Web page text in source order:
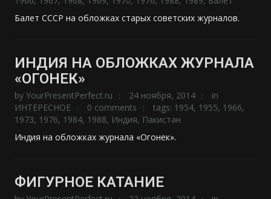
Балет СССР на обложках старых советских журналов.
ИНДИЯ НА ОБЛОЖКАХ ЖУРНАЛА
«ОГОНЕК»
by YourPresentPerfect.ru 24 ноября, 2014
in
ИНТЕРЕСНОЕ
0 comments tags: 1954, 1955, 1966,
1973, 1976, 1984, 1988, Индия, Пакистан
Индия на обложках журнала «Огонек».
ФИГУРНОЕ КАТАНИЕ